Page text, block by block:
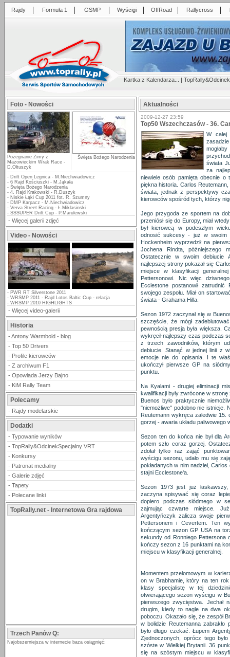
Rajdy | Formuła 1 | GSMP | Wyścigi | OffRoad | Rallycross |
Kartka z Kalendarza... |
Foto - Nowości
Pożegnanie Zimy z
Mazowieckim Wrak Race -
D.Ołtuszyk
Święta Bożego Narodzenia
- Drift Open Legnica - M.Niechwiadowicz
- 6 Rajd Kościuszki - M.Jąkała
- Święta Bożego Narodzenia
- 4. Rajd Krakowski - R.Duszyk
- Niskie Łąki Cup 2011 fot. R. Szumny
- DMP Karpacz - M.Niechwiadowicz
- Verva Street Racing - Ł.Miklasinski
- SSSUPER Drift Cup - P.Marulewski
- Więcej galerii zdjęć
Video - Nowości
- PWR RT Silverstone 2011
- WRSMP 2011 - Rajd Lotos Baltic Cup - relacja
- WRSMP 2010 HIGHLIGHTS
- Więcej video-galerii
Historia
- Antony Warmbold - blog
- Top 50 Drivers
- Profile kierowców
- Z archiwum F1
- Opowiada Jerzy Bajno
- KiM Rally Team
Polecamy
- Rajdy modelarskie
Dodatki
- Typowanie wyników
- TopRally&OdcinekSpecjalny VRT
- Konkursy
- Patronat medialny
- Galerie zdjęć
- Tapety
- Polecane linki
TopRally.net - Internetowa Gra rajdowa
Trzech Panów Q:
Najobszerniejsza w internecie baza osiągnięć:
Aktualności
2009-12-27 23:59
Top50 Wszechczasów - 36.
W
świata
za
niewiele osób pamięta obecnie
piękna historia. Carlos
świata, jednak z perspektywy
kierowców spośród tych, którzy
Jego przygoda ze sportem na
przeniósł się do Europy, miał
był kierowcą w podeszłym
odnosić sukcesy - już w swoim
Hockenheim wyprzedził na
Jochena Rindta, późniejszego
Ostatecznie w swoim debiucie
najlepszej strony pokazał się
miejsce w klasyfikacji
Pettersonowi. Nic więc
Ecclestone postanowił
swojego zespołu. Miał on
świata - Grahama Hilla.
Sezon 1972 zaczynał się w
szczęście, że mógł
pewnością presja była większa.
wykręcił najlepszy czas podczas
z trzech zawodników, którym
debiucie. Stanąć w jednej linii z
emocje nie do opisania. I te
ukończył pierwsze GP na
punktu.
Na Kyalami - drugiej eliminacji
kwalifikacji były zwrócone w
Buenos było praktycznie
"niemożliwe" podobno nie istnieje.
Reutemann wykręca zaledwie 15.
gorzej - awaria układu paliwowego
Sezon ten do końca nie był dla
potem szło coraz gorzej.
zdołał tylko raz zająć
wyścigu sezonu, udało mu się
pokładanych w nim nadziei,
stajni Ecclestone'a.
Sezon 1973 jest już
zaczyna spisywać się coraz
dopiero podczas siódmego w
zajmując czwarte miejsce.
Argentyńczyk zalicza swoje
Pettersonem i Cevertem. Ten
kończącym sezon GP USA na
sekundy od Ronniego Pettersona
kończy sezon z 16 punktami na
miejscu w klasyfikacji generalnej.
Momentem przełomowym w
on w Brabhamie, który na ten
klasy specjalistę w tej
otwierającego sezon wyścigu w
pierwszego zwycięstwa. Jechał
drugim, kiedy to nagle na dwa
poboczu. Okazało się, że zespół
w bolidzie Reutemanna
było długo czekać. Łupem
Zjednoczonych, oprócz tego
szóste w Wielkiej Brytanii. 36
się na szóstym miejscu w